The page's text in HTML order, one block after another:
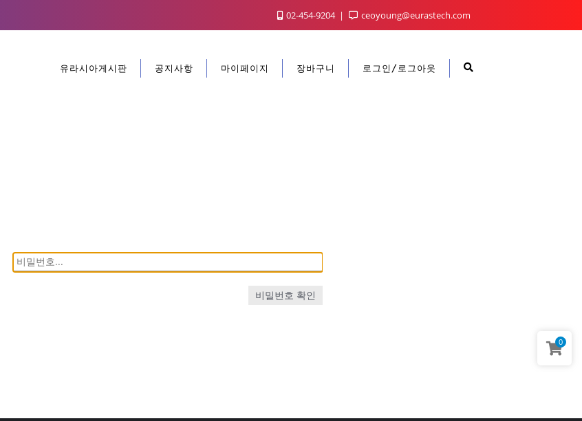
02-454-9204 ceoyoung@eurastech.com
유라시아게시판 공지사항 마이페이지 장바구니 로그인/로그아웃
비밀번호 확인
0